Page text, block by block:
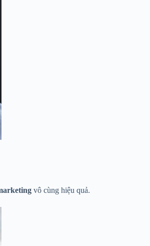
vô cùng hiệu quả.